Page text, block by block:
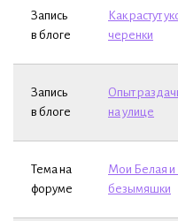
Запись
в блоге
Как растут
черенки
Запись
в блоге
Опыт
на улице
Тема на
форуме
Мои Белая и
безымяшки